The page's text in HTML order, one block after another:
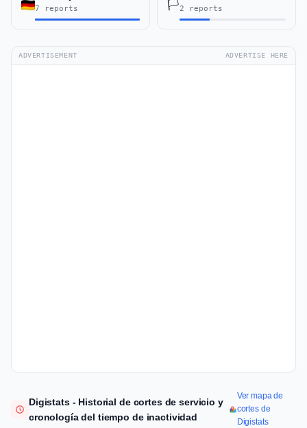
7 reports 🏳️2 reports
ADVERTISEMENT ADVERTISE HERE
Digistats - Historial de cortes de servicio y
cronología del tiempo de inactividad
Ver mapa de
cortes de
Digistats